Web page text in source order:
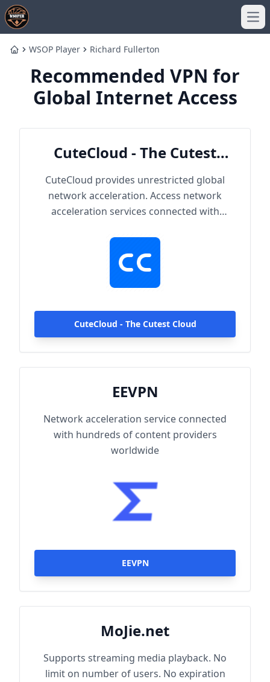
HomeWSOP Player Richard Fullerton
Recommended VPN for
Global Internet Access
CuteCloud - The Cutest
Cloud
CuteCloud provides unrestricted global
network acceleration. Access network
acceleration services connected with
With up to 2000Mbps single-line access
capacity and 1000+ high-speed servers
globally, enjoy fast and stable connections
anytime, anywhere.
CuteCloud - The Cutest Cloud
EEVPN
Network acceleration service connected
with hundreds of content providers
worldwide
EEVPN
MoJie.net
Supports streaming media playback. No
limit on number of users. No expiration